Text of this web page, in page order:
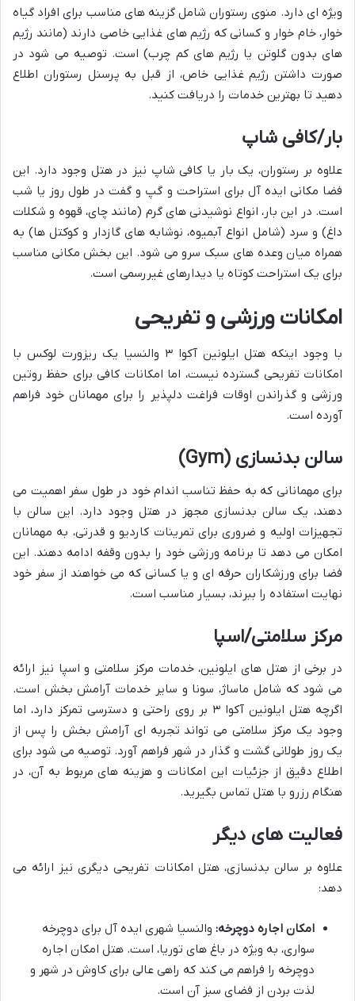
ویژه ای دارد. منوی رستوران شامل گزینه های مناسب برای افراد گیاه
خوار، خام خوار و کسانی که رژیم های غذایی خاصی دارند (مانند رژیم
های بدون گلوتن یا رژیم های کم چرب) است. توصیه می شود در
صورت داشتن رژیم غذایی خاص، از قبل به پرسنل رستوران اطلاع
دهید تا بهترین خدمات را دریافت کنید.
بار/کافی شاپ
علاوه بر رستوران، یک بار یا کافی شاپ نیز در هتل وجود دارد. این
فضا مکانی ایده آل برای استراحت و گپ و گفت در طول روز یا شب
است. در این بار، انواع نوشیدنی های گرم (مانند چای، قهوه و شکلات
داغ) و سرد (شامل انواع آبمیوه، نوشابه های گازدار و کوکتل ها) به
همراه میان وعده های سبک سرو می شود. این بخش مکانی مناسب
برای یک استراحت کوتاه یا دیدارهای غیررسمی است.
امکانات ورزشی و تفریحی
با وجود اینکه هتل ایلونین آکوا ۳ والنسیا یک ریزورت لوکس با
امکانات تفریحی گسترده نیست، اما امکانات کافی برای حفظ روتین
ورزشی و گذراندن اوقات فراغت دلپذیر را برای مهمانان خود فراهم
آورده است.
سالن بدنسازی (Gym)
برای مهمانانی که به حفظ تناسب اندام خود در طول سفر اهمیت می
دهند، یک سالن بدنسازی مجهز در هتل وجود دارد. این سالن با
تجهیزات اولیه و ضروری برای تمرینات کاردیو و قدرتی، به مهمانان
امکان می دهد تا برنامه ورزشی خود را بدون وقفه ادامه دهند. این
فضا برای ورزشکاران حرفه ای و یا کسانی که می خواهند از سفر خود
نهایت استفاده را ببرند، بسیار مناسب است.
مرکز سلامتی/اسپا
در برخی از هتل های ایلونین، خدمات مرکز سلامتی و اسپا نیز ارائه
می شود که شامل ماساژ، سونا و سایر خدمات آرامش بخش است.
اگرچه هتل ایلونین آکوا ۳ بر روی راحتی و دسترسی تمرکز دارد، اما
وجود یک مرکز سلامتی می تواند تجربه ای آرامش بخش را پس از
یک روز طولانی گشت و گذار در شهر فراهم آورد. توصیه می شود برای
اطلاع دقیق از جزئیات این امکانات و هزینه های مربوط به آن، در
هنگام رزرو با هتل تماس بگیرید.
فعالیت های دیگر
علاوه بر سالن بدنسازی، هتل امکانات تفریحی دیگری نیز ارائه می
دهد:
امکان اجاره دوچرخه: والنسیا شهری ایده آل برای دوچرخه
سواری، به ویژه در باغ های توریا، است. هتل امکان اجاره
دوچرخه را فراهم می کند که راهی عالی برای کاوش در شهر و
لذت بردن از فضای سبز آن است.